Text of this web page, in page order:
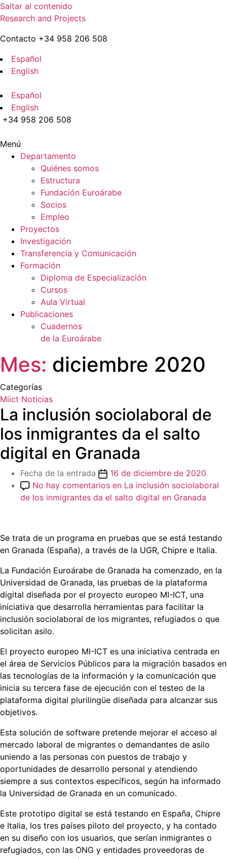
Saltar al contenido
Research and Projects
Contacto +34 958 206 508
Español
English
Español
English
+34 958 206 508
Menú
Departamento
Quiénes somos
Estructura
Fundación Euroárabe
Socios
Empleo
Proyectos
Investigación
Transferencia y Comunicación
Formación
Diploma de Especialización
Cursos
Aula Virtual
Publicaciones
Cuadernos
de la Euroárabe
Mes: diciembre 2020
Categorías
Miict Noticias
La inclusión sociolaboral de
los inmigrantes da el salto
digital en Granada
Fecha de la entrada
16 de diciembre de 2020
No hay comentarios en La inclusión sociolaboral
de los inmigrantes da el salto digital en Granada
Se trata de un programa en pruebas que se está testando
en Granada (España), a través de la UGR, Chipre e Italia.
La Fundación Euroárabe de Granada ha comenzado, en la
Universidad de Granada, las pruebas de la plataforma
digital diseñada por el proyecto europeo MI-ICT, una
iniciativa que desarrolla herramientas para facilitar la
inclusión sociolaboral de los migrantes, refugiados o que
solicitan asilo.
El proyecto europeo MI-ICT es una iniciativa centrada en
el área de Servicios Públicos para la migración basados en
las tecnologías de la información y la comunicación que
inicia su tercera fase de ejecución con el testeo de la
plataforma digital plurilingüe diseñada para alcanzar sus
objetivos.
Esta solución de software pretende mejorar el acceso al
mercado laboral de migrantes o demandantes de asilo
uniendo a las personas con puestos de trabajo y
oportunidades de desarrollo personal y atendiendo
siempre a sus contextos específicos, según ha informado
la Universidad de Granada en un comunicado.
Este prototipo digital se está testando en España, Chipre
e Italia, los tres países piloto del proyecto, y ha contado
en su diseño con los usuarios, que serían inmigrantes o
refugiados, con las ONG y entidades proveedoras de